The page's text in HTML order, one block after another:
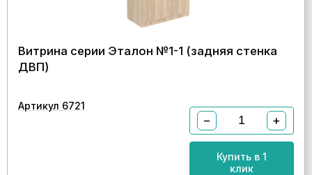
Витрина серии Эталон №1-1 (задняя стенка
ДВП)
Артикул 6721
− +
Купить в 1
клик